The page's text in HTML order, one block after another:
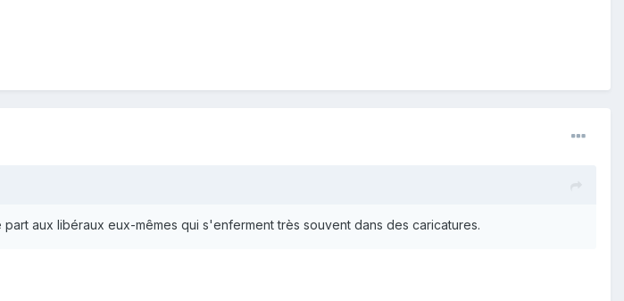
aux libéraux eux-mêmes qui s'enferment très souvent dans des caricatures.